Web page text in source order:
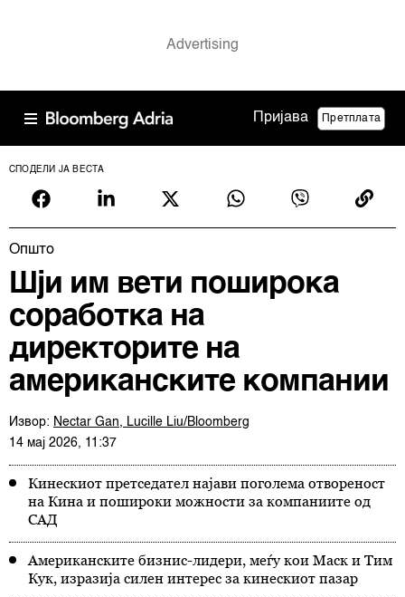
Пријава Претплата
СПОДЕЛИ ЈА ВЕСТА
Општо
Шји им вети поширока
соработка на
директорите на
американските компании
Извор: Nectar Gan, Lucille Liu/Bloomberg
14 мај 2026, 11:37
Кинескиот претседател најави поголема отвореност
на Кина и пошироки можности за компаниите од
САД
Американските бизнис-лидери, меѓу кои Маск и Тим
Кук, изразија силен интерес за кинескиот пазар